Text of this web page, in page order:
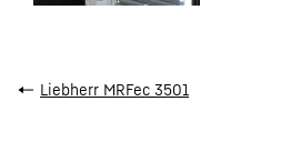
← Liebherr MRFec 3501